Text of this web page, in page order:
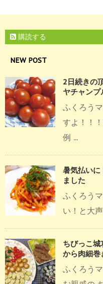
購読する
NEW POST
2日続きの
ヤチャンプ
ふくろう
すよ！！
例 ...
暑気払いに
ました
ふくろう
い！と大
ちびっこ城
から肉細巻
ふくろう